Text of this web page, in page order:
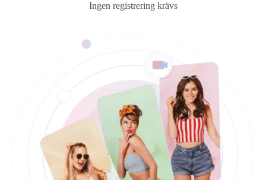
Ingen registrering krävs